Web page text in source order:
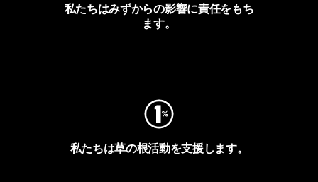
私たちはみずからの影響に責任をもち
ます。
私たちは草の根活動を支援します。